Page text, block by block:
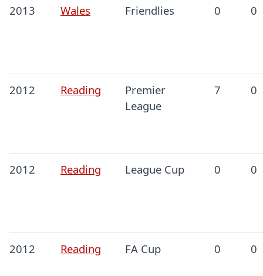
2013 Wales Friendlies 0 0
2012 Reading
Premier
League
7 0
2012 Reading League Cup 0 0
2012 Reading FA Cup 0 0